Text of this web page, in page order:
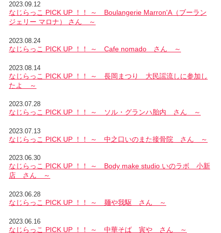
2023.09.12
なじらっこ PICK UP ！！ ～ Boulangerie Marron'A（ブーラン
ジェリー マロナ） さん ～
2023.08.24
なじらっこ PICK UP ！！ ～ Cafe nomado さん ～
2023.08.14
なじらっこ PICK UP ！！ ～ 長岡まつり 大民謡流しに参加し
たよ ～
2023.07.28
なじらっこ PICK UP ！！ ～ ソル・グランハ胎内 さん ～
2023.07.13
なじらっこ PICK UP ！！ ～ 中之口いのまた接骨院 さん ～
2023.06.30
なじらっこ PICK UP ！！ ～ Body make studio いのラボ 小新
店 さん ～
2023.06.28
なじらっこ PICK UP ！！ ～ 麺や我駆 さん ～
2023.06.16
なじらっこ PICK UP ！！ ～ 中華そば 寅や さん ～